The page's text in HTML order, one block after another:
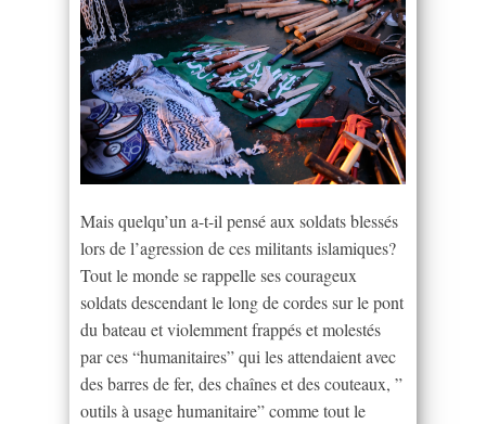
Mais quelqu’un a-t-il pensé aux soldats blessés
lors de l’agression de ces militants islamiques?
Tout le monde se rappelle ses courageux
soldats descendant le long de cordes sur le pont
du bateau et violemment frappés et molestés
par ces “humanitaires” qui les attendaient avec
des barres de fer, des chaînes et des couteaux, ”
outils à usage humanitaire” comme tout le